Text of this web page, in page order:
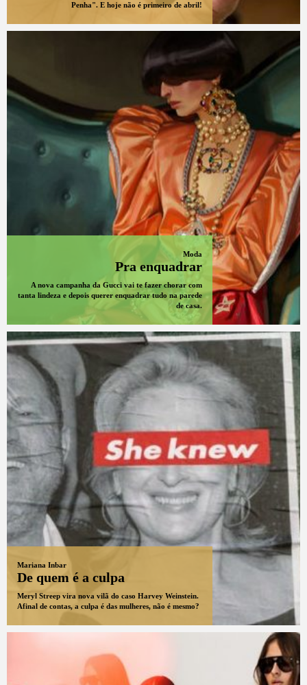
Penha". E hoje não é primeiro de abril!
Moda
Pra enquadrar
A nova campanha da Gucci vai te fazer chorar com
tanta lindeza e depois querer enquadrar tudo na parede
de casa.
Mariana Inbar
De quem é a culpa
Meryl Streep vira nova vilã do caso Harvey Weinstein.
Afinal de contas, a culpa é das mulheres, não é mesmo?